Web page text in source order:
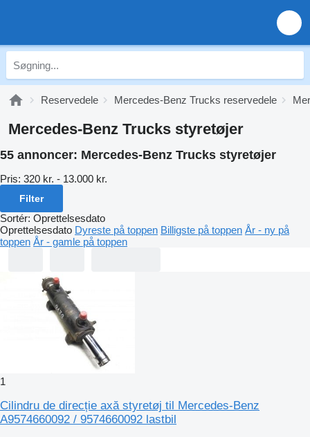
Reservedele Mercedes-Benz Trucks reservedele
Mercedes-Benz Trucks styretøjer
55 annoncer: Mercedes-Benz Trucks styretøjer
Pris: 320 kr. - 13.000 kr.
Filter
Sortér: Oprettelsesdato
Oprettelsesdato Dyreste på toppen Billigste på toppen År - ny på
toppen År - gamle på toppen
1
Cilindru de direcție axă styretøj til Mercedes-Benz
A9574660092 / 9574660092 lastbil